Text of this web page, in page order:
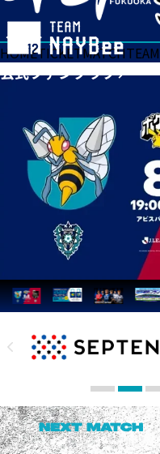
HOMETICKETMATCHTEAM
NEXT MATCH